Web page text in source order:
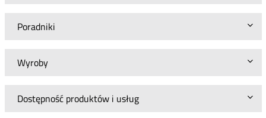
Poradniki
Wyroby
Dostępność produktów i usług